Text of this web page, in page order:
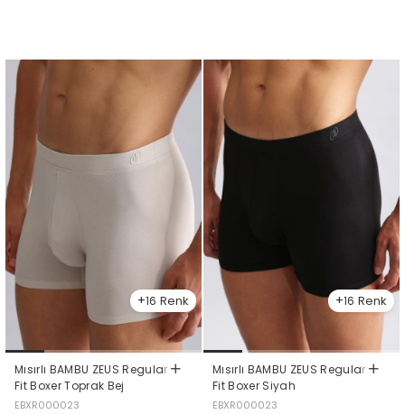
16
Mısırlı BAMBU ZEUS Regular
Fit Boxer Toprak Bej
EBXR000023
16
Mısırlı BAMBU ZEUS Regular
Fit Boxer Siyah
EBXR000023